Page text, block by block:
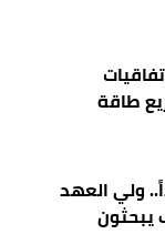
3 مشاريع طاقة
ولي العهد
يبحثون